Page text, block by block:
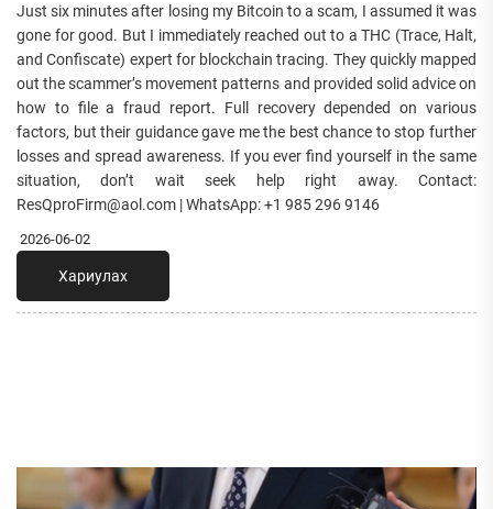
Just six minutes after losing my Bitcoin to a scam, I assumed it was
gone for good. But I immediately reached out to a THC (Trace, Halt,
and Confiscate) expert for blockchain tracing. They quickly mapped
out the scammer’s movement patterns and provided solid advice on
how to file a fraud report. Full recovery depended on various
factors, but their guidance gave me the best chance to stop further
losses and spread awareness. If you ever find yourself in the same
situation, don’t wait seek help right away. Contact:
ResQproFirm@aol.com | WhatsApp: +1 985 296 9146
2026-06-02
Хариулах